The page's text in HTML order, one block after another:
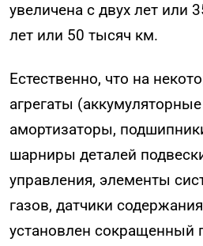
увеличена с двух лет или
лет или 50 тысяч км.
Естественно, что на
агрегаты
амортизаторы,
шарниры деталей
управления, элементы
газов, датчики
установлен сокращенный